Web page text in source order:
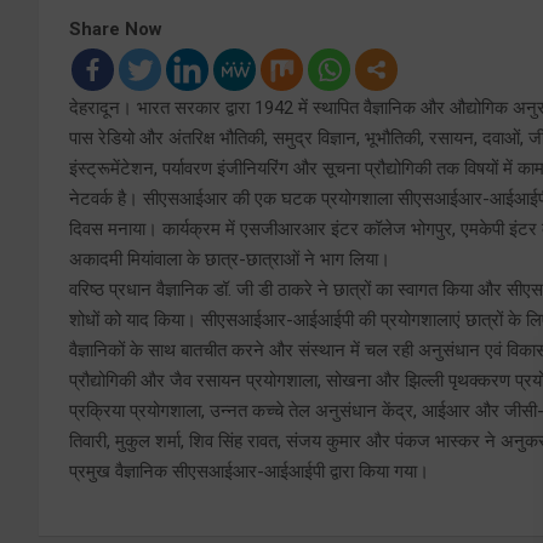
Share Now
देहरादून। भारत सरकार द्वारा 1942 में स्थापित वैज्ञानिक और
पास रेडियो और अंतरिक्ष भौतिकी, समुद्र विज्ञान, भूभौतिकी, रसायन, दवाओं,
इंस्ट्रूमेंटेशन, पर्यावरण इंजीनियरिंग और सूचना प्रौद्योगिकी तक विषयों में
नेटवर्क है। सीएसआईआर की एक घटक प्रयोगशाला सीएसआईआर-
दिवस मनाया। कार्यक्रम में एसजीआरआर इंटर कॉलेज भोगपुर, एमकेपी इंटर
अकादमी मियांवाला के छात्र-छात्राओं ने भाग लिया।
वरिष्ठ प्रधान वैज्ञानिक डॉ. जी डी ठाकरे ने छात्रों का स्वागत किया और
शोधों को याद किया। सीएसआईआर-आईआईपी की प्रयोगशालाएं छात्रों
वैज्ञानिकों के साथ बातचीत करने और संस्थान में चल रही अनुसंधान एवं
प्रौद्योगिकी और जैव रसायन प्रयोगशाला, सोखना और झिल्ली पृथक्करण
प्रक्रिया प्रयोगशाला, उन्नत कच्चे तेल अनुसंधान केंद्र, आईआर और जीसी-
तिवारी, मुकुल शर्मा, शिव सिंह रावत, संजय कुमार और पंकज भास्कर ने
प्रमुख वैज्ञानिक सीएसआईआर-आईआईपी द्वारा किया गया।